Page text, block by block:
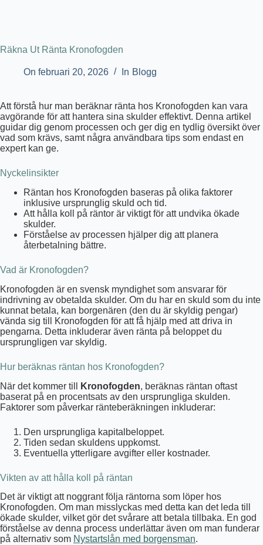
Räkna Ut Ränta Kronofogden
On februari 20, 2026 In Blogg
Att förstå hur man beräknar ränta hos Kronofogden kan vara
avgörande för att hantera sina skulder effektivt. Denna artikel
guidar dig genom processen och ger dig en tydlig översikt över
vad som krävs, samt några användbara tips som endast en
expert kan ge.
Nyckelinsikter
Räntan hos Kronofogden baseras på olika faktorer
inklusive ursprunglig skuld och tid.
Att hålla koll på räntor är viktigt för att undvika ökade
skulder.
Förståelse av processen hjälper dig att planera
återbetalning bättre.
Vad är Kronofogden?
Kronofogden är en svensk myndighet som ansvarar för
indrivning av obetalda skulder. Om du har en skuld som du inte
kunnat betala, kan borgenären (den du är skyldig pengar)
vända sig till Kronofogden för att få hjälp med att driva in
pengarna. Detta inkluderar även ränta på beloppet du
ursprungligen var skyldig.
Hur beräknas räntan hos Kronofogden?
När det kommer till
Kronofogden, beräknas räntan oftast
baserat på en procentsats av den ursprungliga skulden.
Faktorer som påverkar ränteberäkningen inkluderar:
Den ursprungliga kapitalbeloppet.
Tiden sedan skuldens uppkomst.
Eventuella ytterligare avgifter eller kostnader.
Vikten av att hålla koll på räntan
Det är viktigt att noggrant följa räntorna som löper hos
Kronofogden. Om man misslyckas med detta kan det leda till
ökade skulder, vilket gör det svårare att betala tillbaka. En god
förståelse av denna process underlättar även om man funderar
på alternativ som Nystartslån med borgensman.